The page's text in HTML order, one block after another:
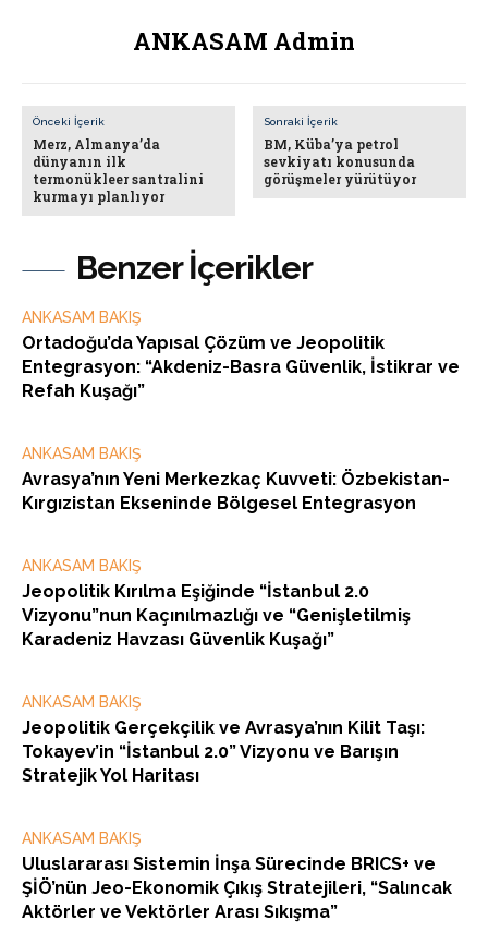
Benzer İçerikler
ANKASAM BAKIŞ
Ortadoğu’da Yapısal Çözüm ve Jeopolitik
Entegrasyon: “Akdeniz-Basra Güvenlik, İstikrar ve
Refah Kuşağı”
ANKASAM BAKIŞ
Avrasya’nın Yeni Merkezkaç Kuvveti: Özbekistan-
Kırgızistan Ekseninde Bölgesel Entegrasyon
ANKASAM BAKIŞ
Jeopolitik Kırılma Eşiğinde “İstanbul 2.0
Vizyonu”nun Kaçınılmazlığı ve “Genişletilmiş
Karadeniz Havzası Güvenlik Kuşağı”
ANKASAM BAKIŞ
Jeopolitik Gerçekçilik ve Avrasya’nın Kilit Taşı:
Tokayev’in “İstanbul 2.0” Vizyonu ve Barışın
Stratejik Yol Haritası
ANKASAM BAKIŞ
Uluslararası Sistemin İnşa Sürecinde BRICS+ ve
ŞİÖ’nün Jeo-Ekonomik Çıkış Stratejileri, “Salıncak
Aktörler ve Vektörler Arası Sıkışma”
ANKASAM Admin
Önceki İçerik
Merz, Almanya’da
dünyanın ilk
termonükleer santralini
kurmayı planlıyor
Sonraki İçerik
BM, Küba’ya petrol
sevkiyatı konusunda
görüşmeler yürütüyor